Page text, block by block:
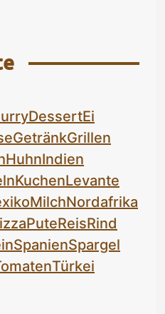
DessertEi
GetränkGrillen
HuhnIndien
KuchenLevante
MilchNordafrika
PuteReisRind
SpanienSpargel
Türkei